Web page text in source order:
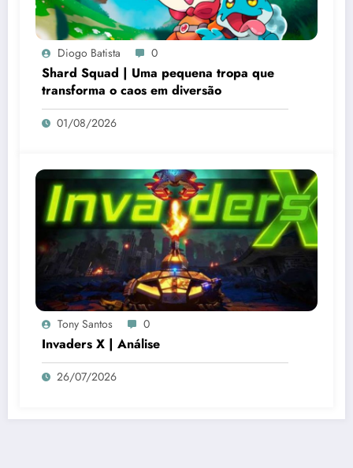
Diogo Batista 0
Shard Squad | Uma pequena tropa que
transforma o caos em diversão
01/08/2026
Tony Santos 0
Invaders X | Análise
26/07/2026